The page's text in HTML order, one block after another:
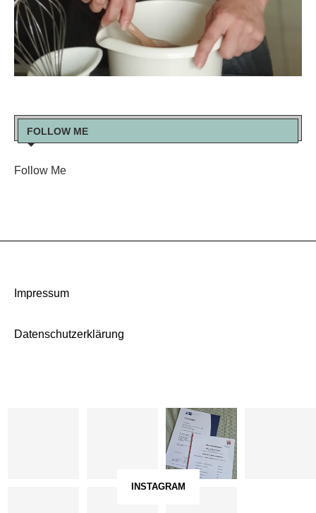
FOLLOW ME
Follow Me
Impressum
Datenschutzerklärung
INSTAGRAM